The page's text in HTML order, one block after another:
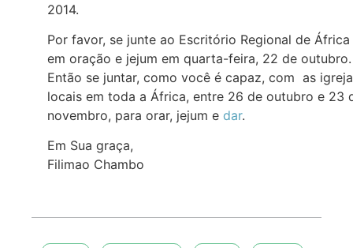
2014.
Por favor, se junte ao Escritório Regional de África
em oração e jejum em quarta-feira, 22 de outubro.
Então se juntar, como você é capaz, com as
locais em toda a África, entre 26 de outubro e 23
novembro, para orar, jejum e dar.
Em Sua graça,
Filimao Chambo